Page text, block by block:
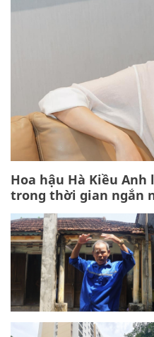
Hoa hậu Hà Kiều
trong thời gian ngắn